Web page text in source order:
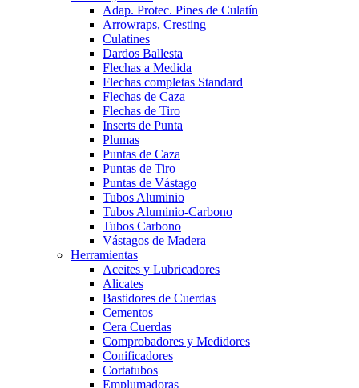
Adap. Protec. Pines de Culatín
Arrowraps, Cresting
Culatines
Dardos Ballesta
Flechas a Medida
Flechas completas Standard
Flechas de Caza
Flechas de Tiro
Inserts de Punta
Plumas
Puntas de Caza
Puntas de Tiro
Puntas de Vástago
Tubos Aluminio
Tubos Aluminio-Carbono
Tubos Carbono
Vástagos de Madera
Herramientas
Aceites y Lubricadores
Alicates
Bastidores de Cuerdas
Cementos
Cera Cuerdas
Comprobadores y Medidores
Conificadores
Cortatubos
Emplumadoras